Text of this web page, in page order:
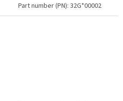
Part number (PN): 32G*00002